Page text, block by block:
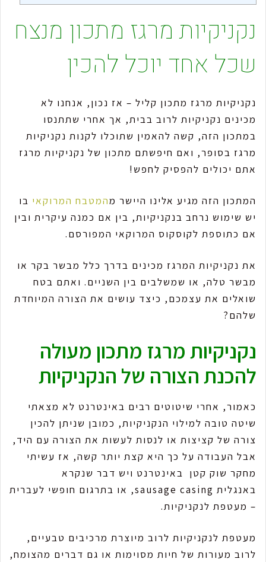
נקניקיות מרגז מתכון מנצח
שכל אחד יוכל להכין
נקניקיות מרגז מתכון קליל – אז נכון, אנחנו לא
מכינים נקניקיות לרוב בבית, אך אחרי שתתנסו
במתכון הזה, קשה להאמין שתוכלו לקנות נקניקיות
מרגז בסופר, ואם חיפשתם מתכון של נקניקיות מרגז
אתם יכולים להפסיק לחפש!
המתכון הזה מגיע אלינו היישר מהמטבח המרוקאי בו
יש שימוש נרחב בנקניקיות, בין אם כמנה עיקרית ובין
אם כתוספת לקוסקוס המרוקאי המפורסם.
את נקניקיות המרגז מכינים בדרך כלל מבשר בקר או
מבשר טלה, או שמשלבים בין השניים. ואתם בטח
שואלים את עצמכם, כיצד עושים את הצורה המיוחדת
שלהם?
נקניקיות מרגז מתכון מעולה
להכנת הצורה של הנקניקיות
כאמור, אחרי שיטוטים רבים באינטרנט לא מצאתי
שיטה טובה למילוי הנקניקיות, כמובן שניתן להכין
צורה של קציצות או לנסות לעשות את הצורה עם היד,
אבל העבודה על כך היא קצת יותר קשה, אז עשיתי
מחקר שוק קטן באינטרנט ויש דבר שנקרא
באנגלית sausage casing, או בתרגום חופשי לעברית
– מעטפת לנקניקיות.
מעטפת לנקניקיות לרוב מיוצרת מרכיבים טבעיים,
לרוב מעורות של חיות מסוימות או גם דברים מהצומח,